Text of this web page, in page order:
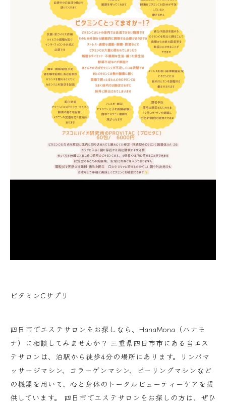
ビタミンCサプリ
四日市でエステサロンをお探しなら、HanaMona（ハナモ
ナ）に相談してみませんか？ 三重県四日市市にある当エス
テサロンは、泊駅から徒歩4分の場所にあります。リンパマ
ッサージマシン、コラーゲンマシン、ピーリングマシンなど
の機器を用いて、心と身体のトータルビューティーケアを提
供しています。 四日市でエステサロンをお探しの方は、ぜひ